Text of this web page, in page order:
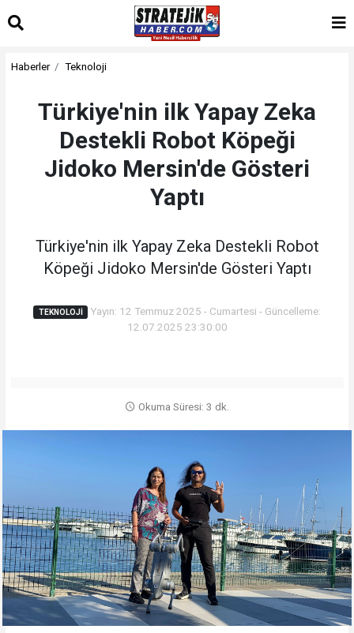
Haberler Teknoloji
Türkiye'nin ilk Yapay Zeka
Destekli Robot Köpeği
Jidoko Mersin'de Gösteri
Yaptı
Türkiye'nin ilk Yapay Zeka Destekli Robot
Köpeği Jidoko Mersin'de Gösteri Yaptı
TEKNOLOJI
Yayın: 12 Temmuz 2025 - Cumartesi - Güncelleme:
12.07.2025 23:30:00
Okuma Süresi: 3 dk.